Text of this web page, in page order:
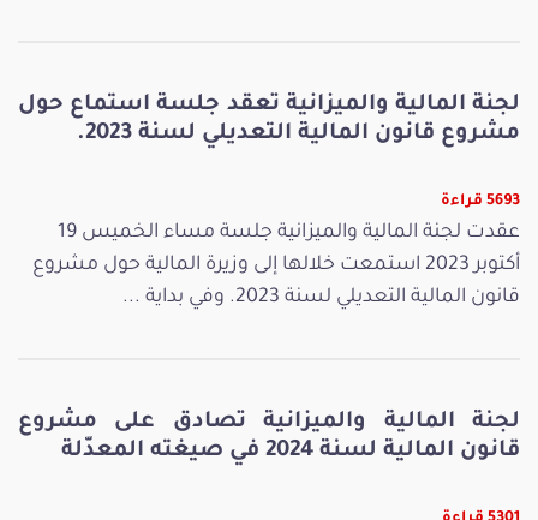
لجنة المالية والميزانية تعقد جلسة استماع حول
مشروع قانون المالية التعديلي لسنة 2023.
5693 قراءة
عقدت لجنة المالية والميزانية جلسة مساء الخميس 19
أكتوبر 2023 استمعت خلالها إلى وزيرة المالية حول مشروع
قانون المالية التعديلي لسنة 2023. وفي بداية ...
لجنة المالية والميزانية تصادق على مشروع
قانون المالية لسنة 2024 في صيغته المعدّلة